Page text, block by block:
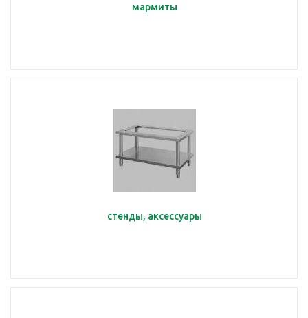
мармиты
стенды, аксессуары